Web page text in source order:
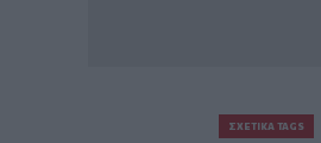
ΣΧΕΤΙΚΆ TAGS